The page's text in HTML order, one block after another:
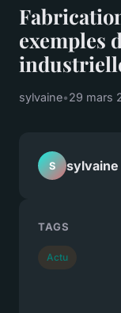
exemples
sylvaine•29 mars
S sylvaine
TAGS
Actu